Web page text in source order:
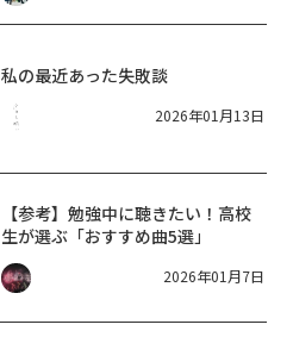
私の最近あった失敗談
2026年01月13日
【参考】勉強中に聴きたい！高校
生が選ぶ「おすすめ曲5選」
2026年01月7日